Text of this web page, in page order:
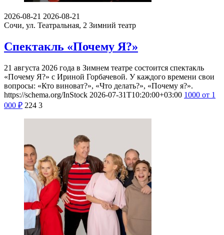
2026-08-21 2026-08-21
Сочи, ул. Театральная, 2 Зимний театр
Спектакль «Почему Я?»
21 августа 2026 года в Зимнем театре состоится спектакль
«Почему Я?» с Ириной Горбачевой. У каждого времени свои
вопросы: «Кто виноват?», «Что делать?», «Почему я?».
https://schema.org/InStock 2026-07-31T10:20:00+03:00 1000 от 1
000 ₽ 224 3